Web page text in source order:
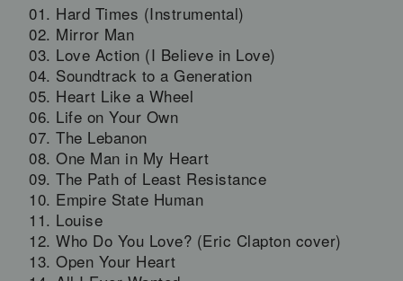
01. Hard Times (Instrumental)
02. Mirror Man
03. Love Action (I Believe in Love)
04. Soundtrack to a Generation
05. Heart Like a Wheel
06. Life on Your Own
07. The Lebanon
08. One Man in My Heart
09. The Path of Least Resistance
10. Empire State Human
11. Louise
12. Who Do You Love? (Eric Clapton cover)
13. Open Your Heart